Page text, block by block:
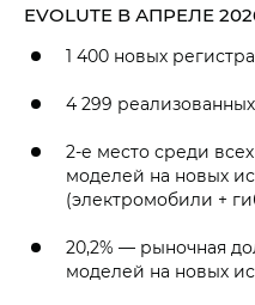
EVOLUTE В АПРЕЛЕ
1 400 новых
4 299
2-е место среди
моделей на новых
(электромобили +
20,2% — рыночная
моделей на новых